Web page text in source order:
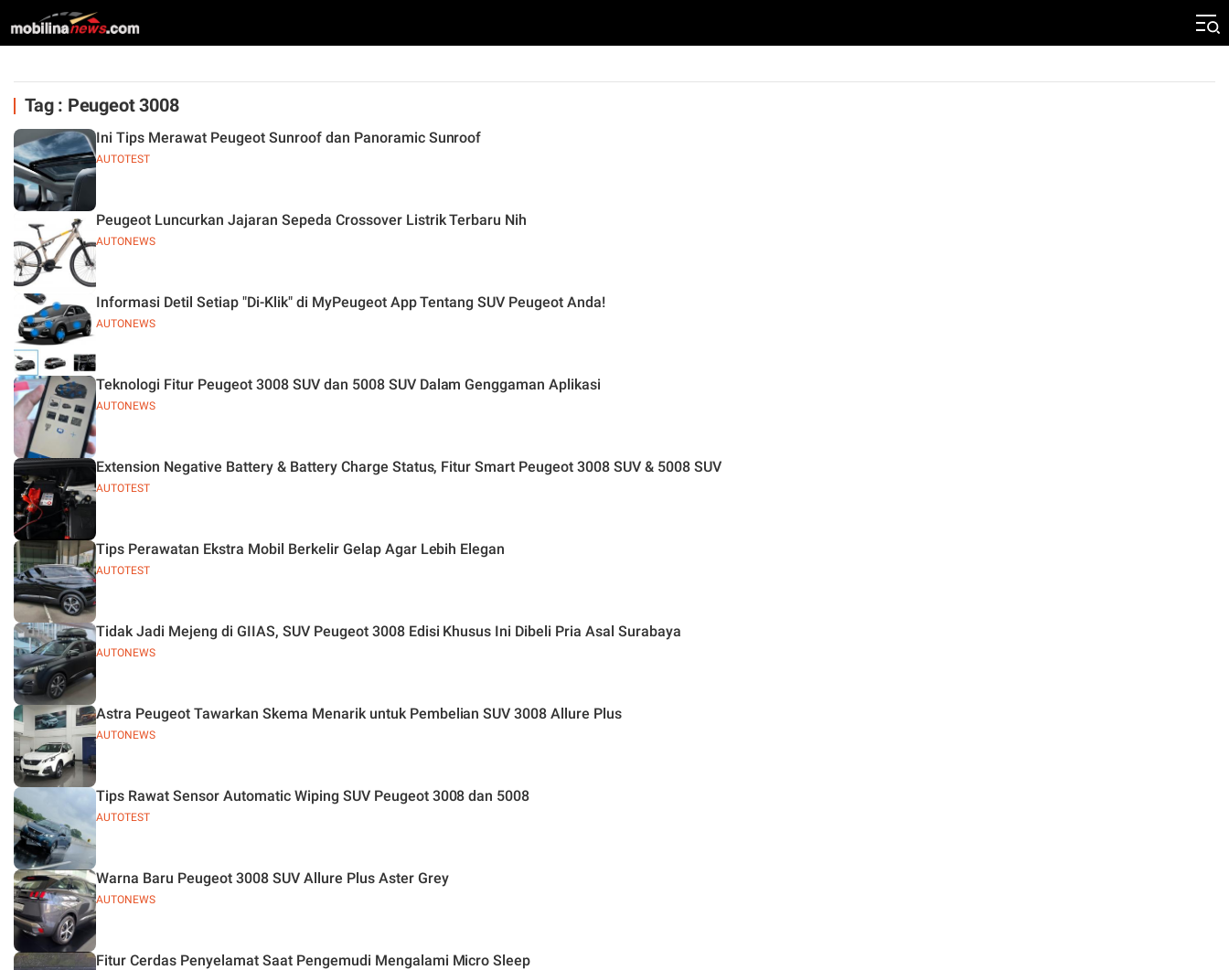
Tag : Peugeot 3008
AUTOTEST
Ini Tips Merawat Peugeot Sunroof dan Panoramic Sunroof
AUTONEWS
Peugeot Luncurkan Jajaran Sepeda Crossover Listrik Terbaru Nih
AUTONEWS
Informasi Detil Setiap "Di-Klik" di MyPeugeot App Tentang SUV Peugeot Anda!
AUTONEWS
Teknologi Fitur Peugeot 3008 SUV dan 5008 SUV Dalam Genggaman Aplikasi
AUTOTEST
Extension Negative Battery & Battery Charge Status, Fitur Smart Peugeot 3008 SUV & 5008 SUV
AUTOTEST
Tips Perawatan Ekstra Mobil Berkelir Gelap Agar Lebih Elegan
AUTONEWS
Tidak Jadi Mejeng di GIIAS, SUV Peugeot 3008 Edisi Khusus Ini Dibeli Pria Asal Surabaya
AUTONEWS
Astra Peugeot Tawarkan Skema Menarik untuk Pembelian SUV 3008 Allure Plus
AUTOTEST
Tips Rawat Sensor Automatic Wiping SUV Peugeot 3008 dan 5008
AUTONEWS
Warna Baru Peugeot 3008 SUV Allure Plus Aster Grey
Fitur Cerdas Penyelamat Saat Pengemudi Mengalami Micro Sleep